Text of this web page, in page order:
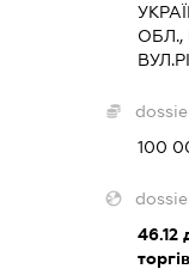
ОБЛ.,
100
46.12